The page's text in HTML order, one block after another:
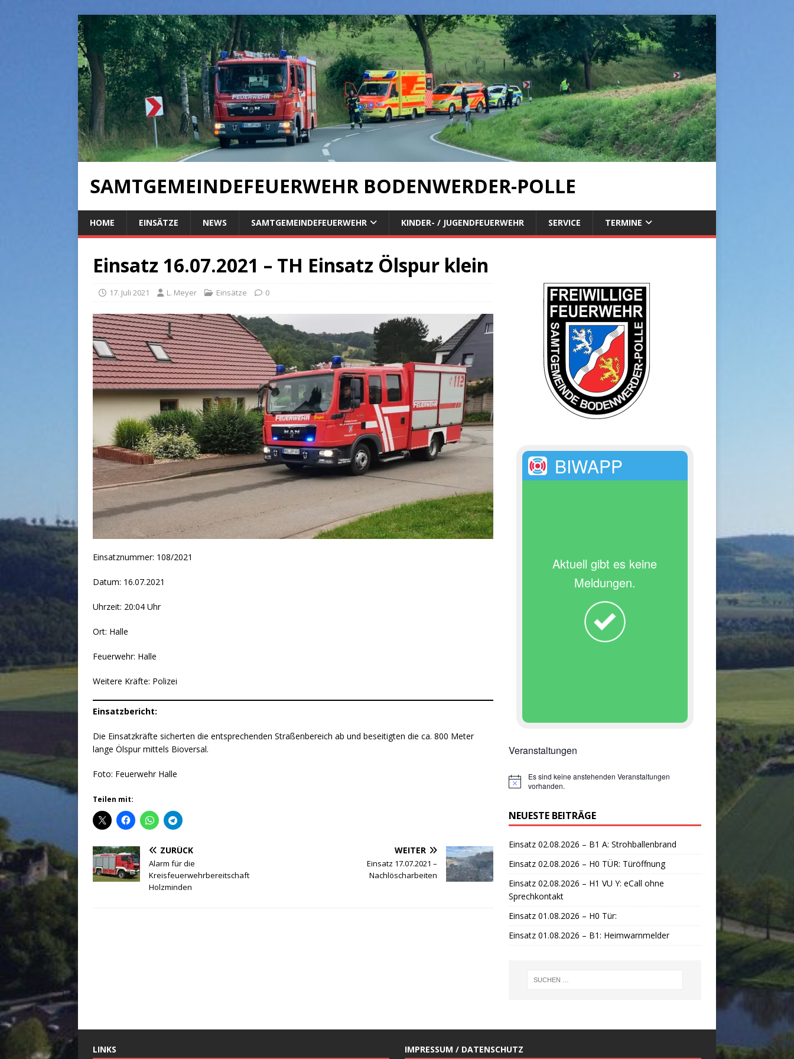
SAMTGEMEINDEFEUERWEHR BODENWERDER-POLLE
HOME EINSÄTZE NEWS SAMTGEMEINDEFEUERWEHR KINDER- / JUGENDFEUERWEHR SERVICE TERMINE
Einsatz 16.07.2021 – TH Einsatz Ölspur klein
17. Juli 2021 L. Meyer Einsätze 0
Einsatznummer: 108/2021
Datum: 16.07.2021
Uhrzeit: 20:04 Uhr
Ort: Halle
Feuerwehr: Halle
Weitere Kräfte: Polizei
Einsatzbericht:
Die Einsatzkräfte sicherten die entsprechenden Straßenbereich ab und beseitigten die ca. 800 Meter
lange Ölspur mittels Bioversal.
Foto: Feuerwehr Halle
Teilen mit:
ZURÜCK
Alarm für die
Kreisfeuerwehrbereitschaft
Holzminden
WEITER
Einsatz 17.07.2021 –
Nachlöscharbeiten
BIWAPP
Aktuell gibt es keine
Meldungen.
Veranstaltungen
H
w
e
s
Es sind keine anstehenden Veranstaltungen
vorhanden.
NEUESTE BEITRÄGE
Einsatz 02.08.2026 – B1 A: Strohballenbrand
Einsatz 02.08.2026 – H0 TÜR: Türöffnung
Einsatz 02.08.2026 – H1 VU Y: eCall ohne
Sprechkontakt
Einsatz 01.08.2026 – H0 Tür:
Einsatz 01.08.2026 – B1: Heimwarnmelder
LINKS IMPRESSUM / DATENSCHUTZ